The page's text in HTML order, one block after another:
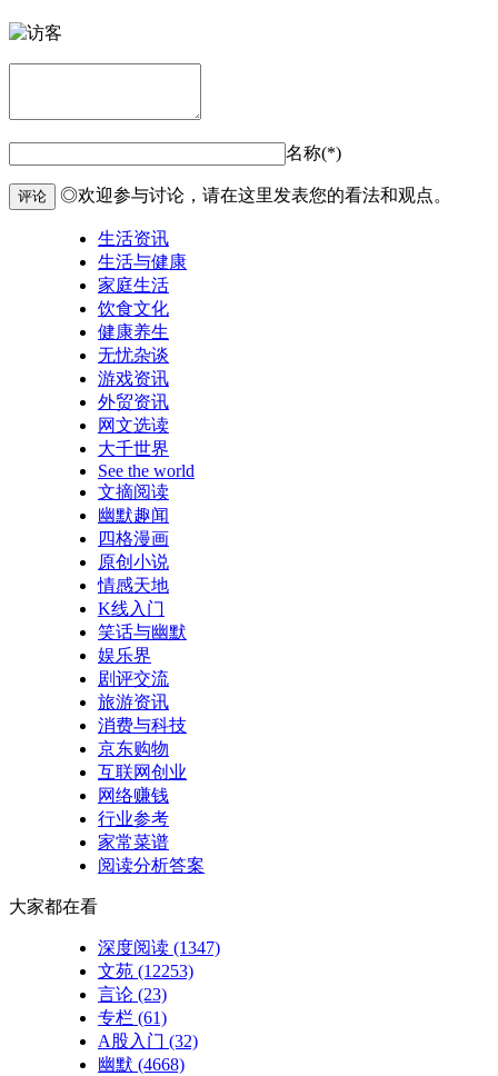
名称(*)
评论 ◎欢迎参与讨论，请在这里发表您的看法和观点。
生活资讯
生活与健康
家庭生活
饮食文化
健康养生
无忧杂谈
游戏资讯
外贸资讯
网文选读
大千世界
See the world
文摘阅读
幽默趣闻
四格漫画
原创小说
情感天地
K线入门
笑话与幽默
娱乐界
剧评交流
旅游资讯
消费与科技
京东购物
互联网创业
网络赚钱
行业参考
家常菜谱
阅读分析答案
大家都在看
深度阅读 (1347)
文苑 (12253)
言论 (23)
专栏 (61)
A股入门 (32)
幽默 (4668)